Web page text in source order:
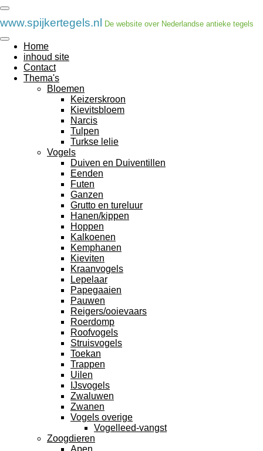
Ga
direct
de
hoofdinhoud
www.spijkertegels.nl De website over Nederlandse antieke tegels
Home
inhoud site
Contact
Thema's
Bloemen
Keizerskroon
Kievitsbloem
Narcis
Tulpen
Turkse lelie
Vogels
Duiven en Duiventillen
Eenden
Futen
Ganzen
Grutto en tureluur
Hanen/kippen
Hoppen
Kalkoenen
Kemphanen
Kieviten
Kraanvogels
Lepelaar
Papegaaien
Pauwen
Reigers/ooievaars
Roerdomp
Roofvogels
Struisvogels
Toekan
Trappen
Uilen
IJsvogels
Zwaluwen
Zwanen
Vogels overige
Vogelleed-vangst
Zoogdieren
Apen